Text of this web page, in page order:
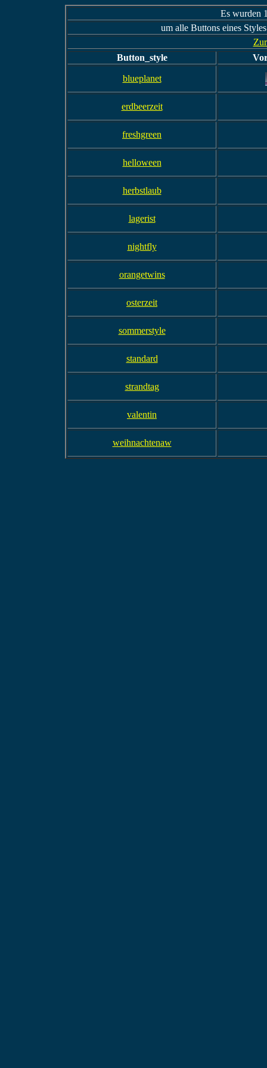
Es wurden
um alle Buttons eines
Button_style
blueplanet
erdbeerzeit
freshgreen
helloween
herbstlaub
lagerist
nightfly
orangetwins
osterzeit
sommerstyle
standard
strandtag
valentin
weihnachtenaw